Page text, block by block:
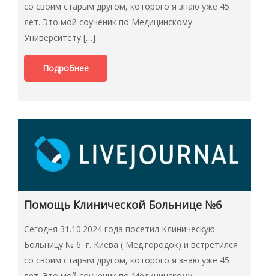
со своим старым другом, которого я знаю уже 45
лет. Это мой соученик по Медицинскому
Университету […]
Подробнее
Помощь Клинической Больнице №6
Сегодня 31.10.2024 года посетил Клиническую
Больницу № 6 г. Киева ( Мед.городок) и встретился
со своим старым другом, которого я знаю уже 45